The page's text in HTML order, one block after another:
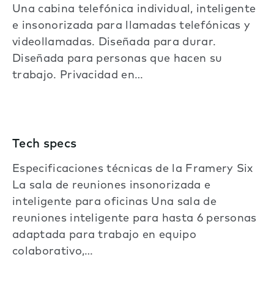
Una cabina telefónica individual, inteligente
e insonorizada para llamadas telefónicas y
videollamadas. Diseñada para durar.
Diseñada para personas que hacen su
trabajo. Privacidad en…
Tech specs
Especificaciones técnicas de la Framery Six
La sala de reuniones insonorizada e
inteligente para oficinas Una sala de
reuniones inteligente para hasta 6 personas
adaptada para trabajo en equipo
colaborativo,…